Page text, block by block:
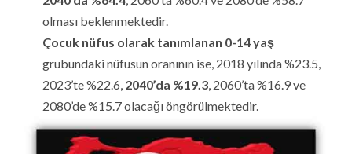
olması beklenmektedir.
Çocuk nüfus olarak tanımlanan 0-14 yaş
grubundaki nüfusun oranının ise, 2018 yılında %23.5,
2023’te %22.6, 2040’da %19.3, 2060’ta %16.9 ve
2080’de %15.7 olacağı öngörülmektedir.